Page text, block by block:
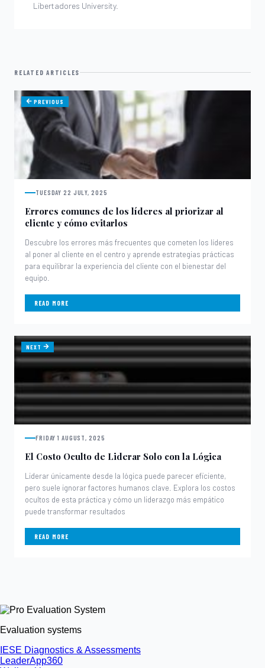
Libertadores University.
RELATED ARTICLES
PREVIOUS
TUESDAY 22 JULY, 2025
Errores comunes de los líderes al priorizar al
cliente y cómo evitarlos
Descubre los errores más frecuentes que cometen los líderes
al poner al cliente en el centro y aprende estrategias prácticas
para equilibrar la experiencia del cliente con el bienestar del
equipo.
READ MORE
NEXT
FRIDAY 1 AUGUST, 2025
El Costo Oculto de Liderar Solo con la Lógica
Liderar únicamente desde la lógica puede parecer eficiente,
pero suele ignorar factores humanos clave. Explora los costos
ocultos de esta práctica y cómo un liderazgo más empático
puede transformar resultados
READ MORE
Evaluation systems
IESE Diagnostics & Assessments
LeaderApp360